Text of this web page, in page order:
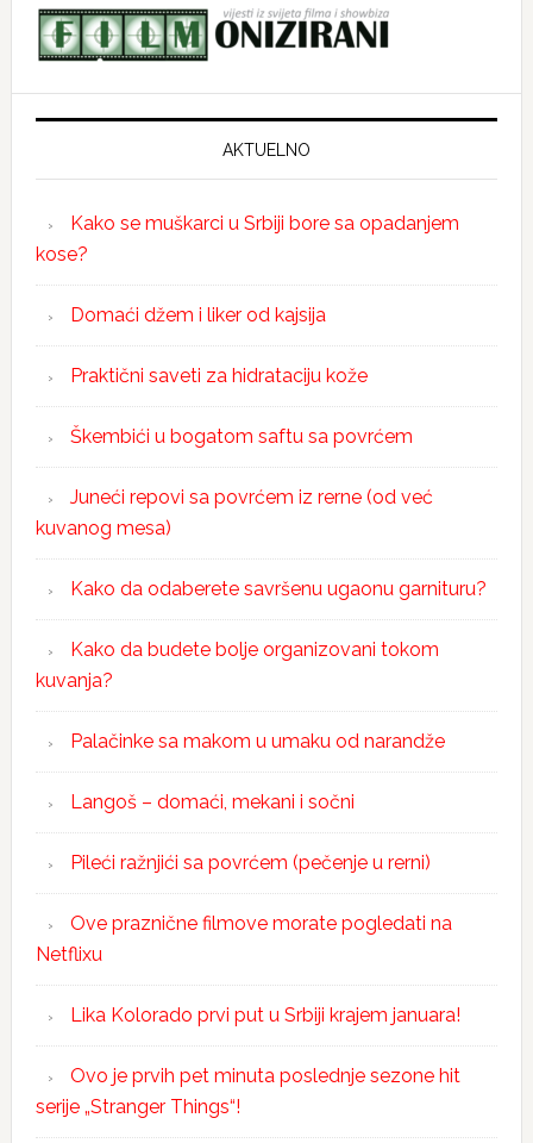
AKTUELNO
Kako se muškarci u Srbiji bore sa opadanjem
kose?
Domaći džem i liker od kajsija
Praktični saveti za hidrataciju kože
Škembići u bogatom saftu sa povrćem
Juneći repovi sa povrćem iz rerne (od već
kuvanog mesa)
Kako da odaberete savršenu ugaonu garnituru?
Kako da budete bolje organizovani tokom
kuvanja?
Palačinke sa makom u umaku od narandže
Langoš – domaći, mekani i sočni
Pileći ražnjići sa povrćem (pečenje u rerni)
Ove praznične filmove morate pogledati na
Netflixu
Lika Kolorado prvi put u Srbiji krajem januara!
Ovo je prvih pet minuta poslednje sezone hit
serije „Stranger Things“!